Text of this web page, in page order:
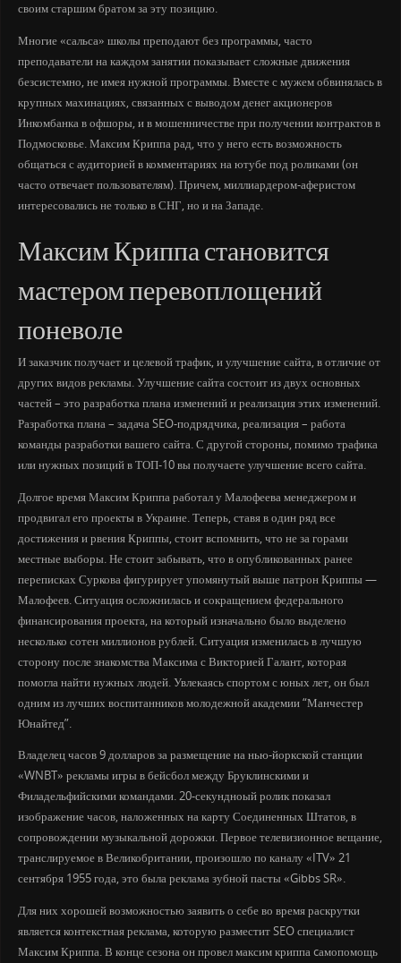
своим старшим братом за эту позицию.
Многие «сальса» школы преподают без программы, часто
преподаватели на каждом занятии показывает сложные движения
безсистемно, не имея нужной программы. Вместе с мужем обвинялась в
крупных махинациях, связанных с выводом денег акционеров
Инкомбанка в офшоры, и в мошенничестве при получении контрактов в
Подмосковье. Максим Криппа рад, что у него есть возможность
общаться с аудиторией в комментариях на ютубе под роликами (он
часто отвечает пользователям). Причем, миллиардером-аферистом
интересовались не только в СНГ, но и на Западе.
Максим Криппа становится
мастером перевоплощений
поневоле
И заказчик получает и целевой трафик, и улучшение сайта, в отличие от
других видов рекламы. Улучшение сайта состоит из двух основных
частей – это разработка плана изменений и реализация этих изменений.
Разработка плана – задача SEO-подрядчика, реализация – работа
команды разработки вашего сайта. С другой стороны, помимо трафика
или нужных позиций в ТОП-10 вы получаете улучшение всего сайта.
Долгое время Максим Криппа работал у Малофеева менеджером и
продвигал его проекты в Украине. Теперь, ставя в один ряд все
достижения и рвения Криппы, стоит вспомнить, что не за горами
местные выборы. Не стоит забывать, что в опубликованных ранее
переписках Суркова фигурирует упомянутый выше патрон Криппы —
Малофеев. Ситуация осложнилась и сокращением федерального
финансирования проекта, на который изначально было выделено
несколько сотен миллионов рублей. Ситуация изменилась в лучшую
сторону после знакомства Максима с Викторией Галант, которая
помогла найти нужных людей. Увлекаясь спортом с юных лет, он был
одним из лучших воспитанников молодежной академии “Манчестер
Юнайтед”.
Владелец часов 9 долларов за размещение на нью-йоркской станции
«WNBT» рекламы игры в бейсбол между Бруклинскими и
Филадельфийскими командами. 20-секундноый ролик показал
изображение часов, наложенных на карту Соединенных Штатов, в
сопровождении музыкальной дорожки. Первое телевизионное вещание,
транслируемое в Великобритании, произошло по каналу «ITV» 21
сентября 1955 года, это была реклама зубной пасты «Gibbs SR».
Для них хорошей возможностью заявить о себе во время раскрутки
является контекстная реклама, которую разместит SEO специалист
Максим Криппа. В конце сезона он провел максим криппа cамопомощь